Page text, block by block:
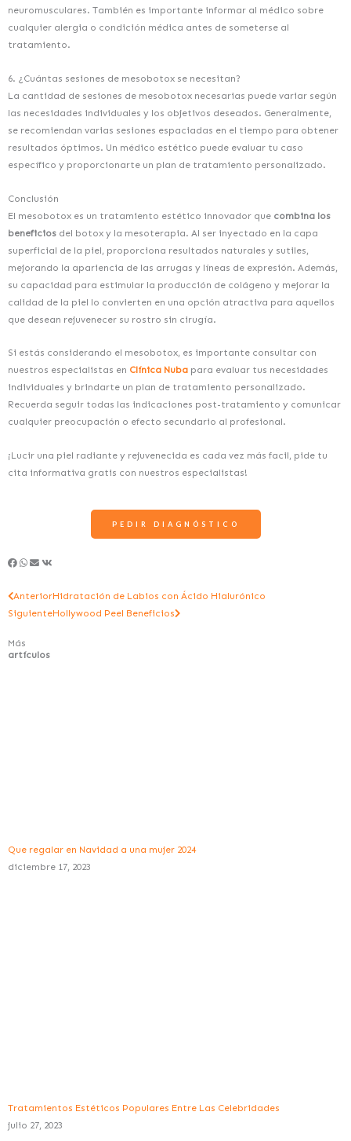
neuromusculares. También es importante informar al médico sobre
cualquier alergia o condición médica antes de someterse al
tratamiento.
6. ¿Cuántas sesiones de mesobotox se necesitan?
La cantidad de sesiones de mesobotox necesarias puede variar según
las necesidades individuales y los objetivos deseados. Generalmente,
se recomiendan varias sesiones espaciadas en el tiempo para obtener
resultados óptimos. Un médico estético puede evaluar tu caso
específico y proporcionarte un plan de tratamiento personalizado.
Conclusión
El mesobotox es un tratamiento estético innovador que combina los
beneficios del botox y la mesoterapia. Al ser inyectado en la capa
superficial de la piel, proporciona resultados naturales y sutiles,
mejorando la apariencia de las arrugas y líneas de expresión. Además,
su capacidad para estimular la producción de colágeno y mejorar la
calidad de la piel lo convierten en una opción atractiva para aquellos
que desean rejuvenecer su rostro sin cirugía.
Si estás considerando el mesobotox, es importante consultar con
nuestros especialistas en Clínica Nuba para evaluar tus necesidades
individuales y brindarte un plan de tratamiento personalizado.
Recuerda seguir todas las indicaciones post-tratamiento y comunicar
cualquier preocupación o efecto secundario al profesional.
¡Lucir una piel radiante y rejuvenecida es cada vez más facil, pide tu
cita informativa gratis con nuestros especialistas!
PEDIR DIAGNÓSTICO
Ant
AnteriorHidratación de Labios con Ácido Hialurónico
SiguienteHollywood Peel Beneficios
Siguiente
Más
artículos
Que regalar en Navidad a una mujer 2024
diciembre 17, 2023
Tratamientos Estéticos Populares Entre Las Celebridades
julio 27, 2023